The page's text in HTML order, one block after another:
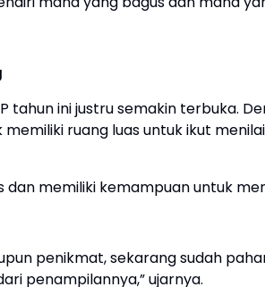
tahun ini justru semakin terbuka.
ruang luas untuk ikut
dan memiliki kemampuan untuk
penikmat, sekarang sudah
penampilannya,” ujarnya.